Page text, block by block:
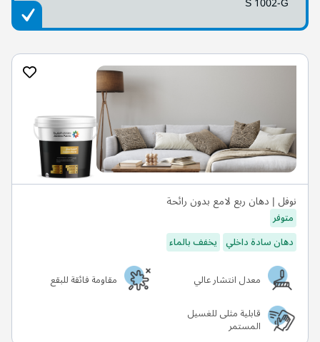
نوفل | دهان ربع لامع بدون رائحة
متوفر
دهان سادة داخلي يخفف بالماء
معدل انتشار عالي
مقاومة فائقة للبقع
قابلية مثلى للغسيل
المستمر